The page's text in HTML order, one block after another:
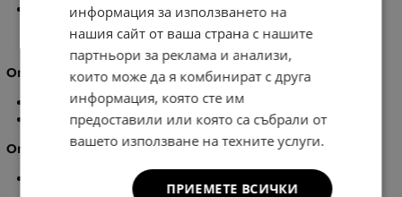
бр. вътрешен джоб за лаптоп или таблет с
предпазна лента с велкро лепенка за сигурно
фиксиране
Отпред на раницата:
бр. голям външен джоб с цип
бр. джоб с цип
Отзад на раницата:
бр. външен джоб с цип
информация за използването на
нашия сайт от ваша страна с нашите
партньори за реклама и анализи,
които може да я комбинират с друга
информация, която сте им
предоставили или която са събрали от
вашето използване на техните услуги.
ПРИЕМЕТЕ ВСИЧКИ